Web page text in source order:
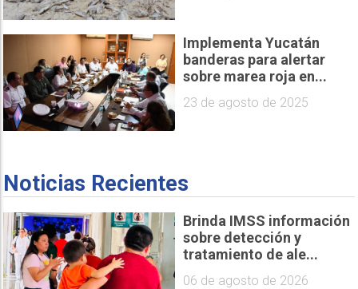
Implementa Yucatán
banderas para alertar
sobre marea roja en...
23 de agosto de 2025
Noticias Recientes
Brinda IMSS información
sobre detección y
tratamiento de ale...
06 de agosto de 2026